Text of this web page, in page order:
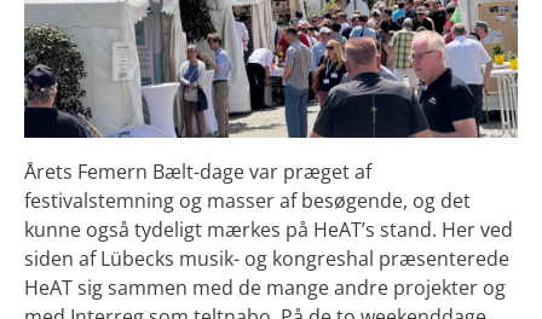
Årets Femern Bælt-dage var præget af
festivalstemning og masser af besøgende, og det
kunne også tydeligt mærkes på HeAT’s stand. Her ved
siden af Lübecks musik- og kongreshal præsenterede
HeAT sig sammen med de mange andre projekter og